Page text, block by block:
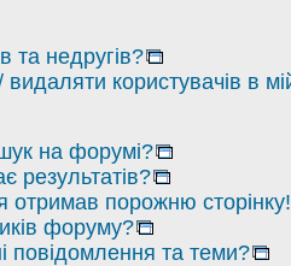
та недругів?
користувачів в
на форумі?
результатів?
отримав порожню сторінку!
форуму?
повідомлення та теми?